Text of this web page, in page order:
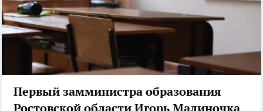
Первый замминистра образования